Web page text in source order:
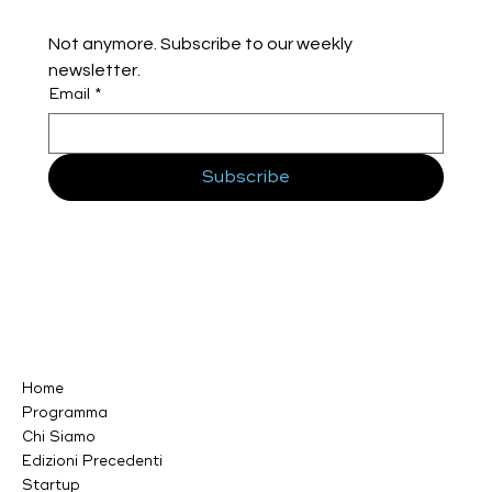
Not anymore. Subscribe to our weekly
newsletter.
Email *
Subscribe
Home
Programma
Chi Siamo
Edizioni Precedenti
Startup